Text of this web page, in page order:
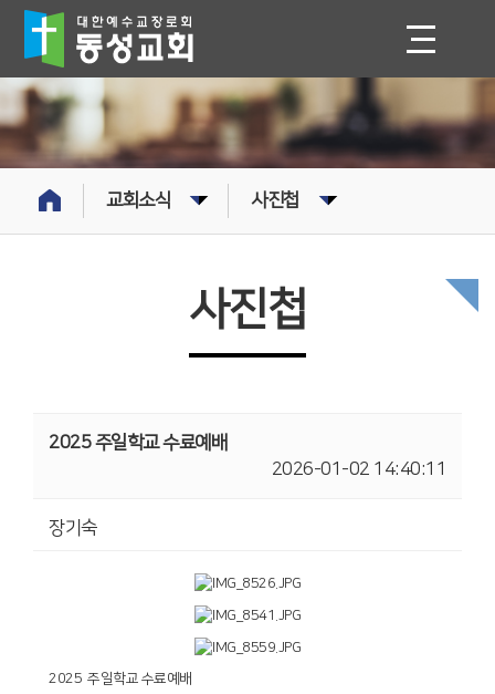
교회소식 사진첩
사진첩
2025 주일학교 수료예배
2026-01-02 14:40:11
장기숙
2025 주일학교 수료예배